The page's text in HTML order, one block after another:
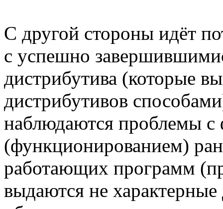
С другой стороны идёт
с успешно
дистрибутива (которые
дистрибутивов
наблюдаются проблемы
(функционированием)
работающих программ
выдаются не